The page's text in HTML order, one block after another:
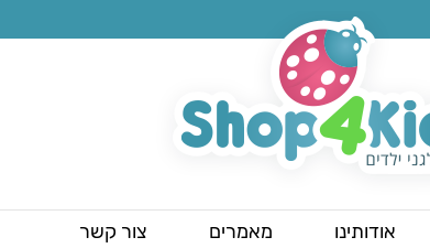
אודותינו מאמרים צור קשר